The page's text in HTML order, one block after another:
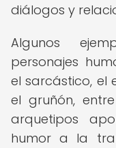
diálogos y
Algunos
personajes
el sarcástico, el
el gruñón,
arquetipos
humor a la